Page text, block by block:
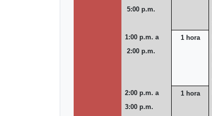
5:00 p.m.
1:00 p.m. a
2:00 p.m.
1 hora
2:00 p.m. a
3:00 p.m.
1 hora